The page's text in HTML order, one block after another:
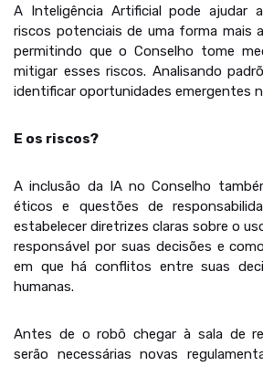
A Inteligência Artificial pode ajudar
riscos potenciais de uma forma mais
permitindo que o Conselho tome
mitigar esses riscos. Analisando
identificar oportunidades emergentes
E os riscos?
A inclusão da IA no Conselho
éticos e questões de
estabelecer diretrizes claras sobre o
responsável por suas decisões e
em que há conflitos entre suas
humanas.
Antes de o robô chegar à sala de
serão necessárias novas